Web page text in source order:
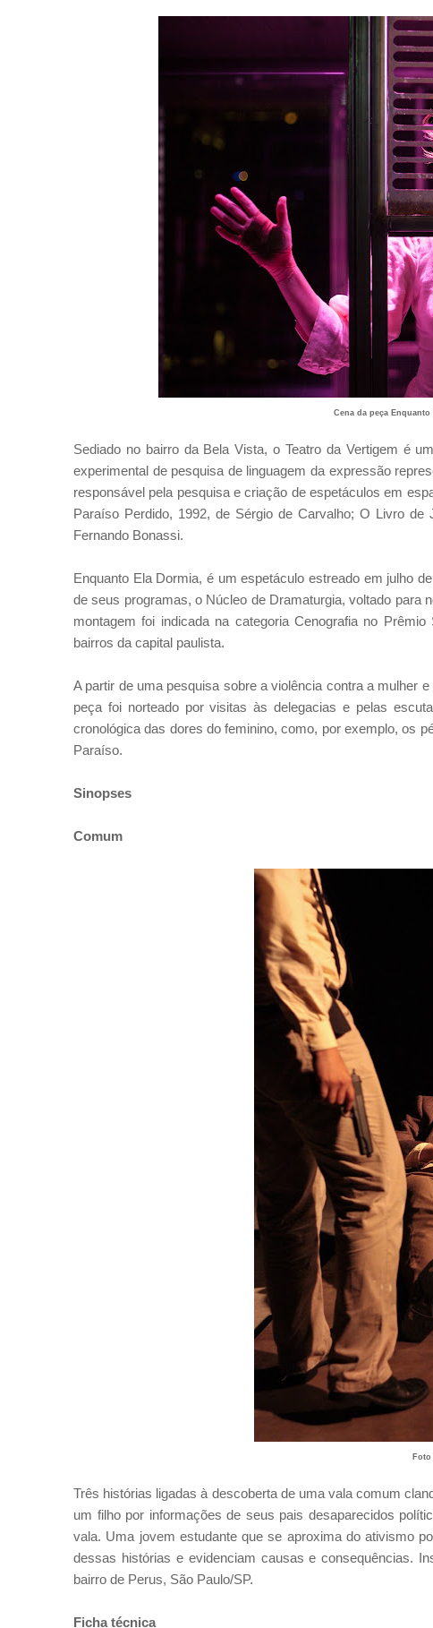
Cena da peça
Sediado no bairro da Bela Vista, o Teatro da Vertigem é
experimental de pesquisa de linguagem da expressão
responsável pela pesquisa e criação de espetáculos em
Paraíso Perdido, 1992, de Sérgio de Carvalho; O Livro
Fernando Bonassi.
Enquanto Ela Dormia, é um espetáculo estreado em julho
de seus programas, o Núcleo de Dramaturgia, voltado para
montagem foi indicada na categoria Cenografia no
bairros da capital paulista.
A partir de uma pesquisa sobre a violência contra a mulher
peça foi norteado por visitas às delegacias e pelas
cronológica das dores do feminino, como, por exemplo, os
Paraíso.
Sinopses
Comum
Três histórias ligadas à descoberta de uma vala comum
um filho por informações de seus pais desaparecidos
vala. Uma jovem estudante que se aproxima do ativismo
dessas histórias e evidenciam causas e consequências.
bairro de Perus, São Paulo/SP.
Ficha técnica